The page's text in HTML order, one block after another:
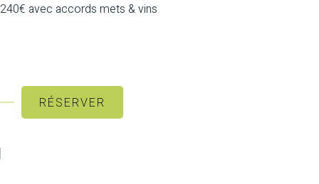
240€ avec accords mets‭ ‬&‭ ‬vins
RÉSERVER